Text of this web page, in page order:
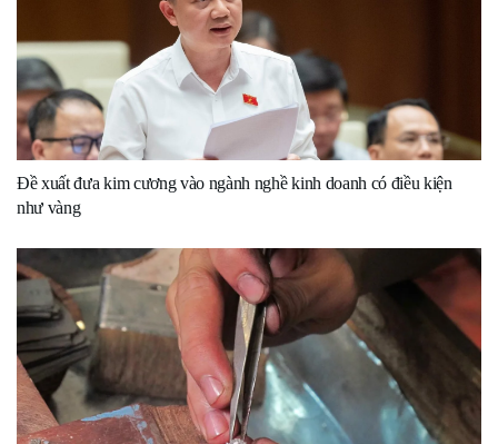
Đề xuất đưa kim cương vào ngành nghề kinh doanh có điều kiện
như vàng